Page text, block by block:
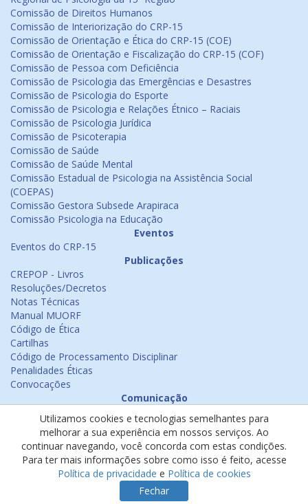
Comissão de Direitos Humanos
Comissão de Interiorização do CRP-15
Comissão de Orientação e Ética do CRP-15 (COE)
Comissão de Orientação e Fiscalização do CRP-15 (COF)
Comissão de Pessoa com Deficiência
Comissão de Psicologia das Emergências e Desastres
Comissão de Psicologia do Esporte
Comissão de Psicologia e Relações Étnico – Raciais
Comissão de Psicologia Jurídica
Comissão de Psicoterapia
Comissão de Saúde
Comissão de Saúde Mental
Comissão Estadual de Psicologia na Assistência Social
(COEPAS)
Comissão Gestora Subsede Arapiraca
Comissão Psicologia na Educação
Eventos
Eventos do CRP-15
Publicações
CREPOP - Livros
Resoluções/Decretos
Notas Técnicas
Manual MUORF
Código de Ética
Cartilhas
Código de Processamento Disciplinar
Penalidades Éticas
Convocações
Comunicação
Emissão de Certificados
Psicologia na Mídia
Ouvidoria
Política de cookies
Política de privacidade
Utilizamos cookies e tecnologias semelhantes para
melhorar a sua experiência em nossos serviços. Ao
continuar navegando, você concorda com estas condições.
Para ter mais informações sobre como isso é feito, acesse
Política de privacidade e Política de cookies
Fechar